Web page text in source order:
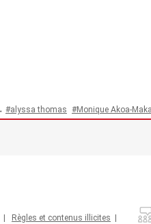
alyssa thomas Monique Akoa-
| Règles et contenus illicites |